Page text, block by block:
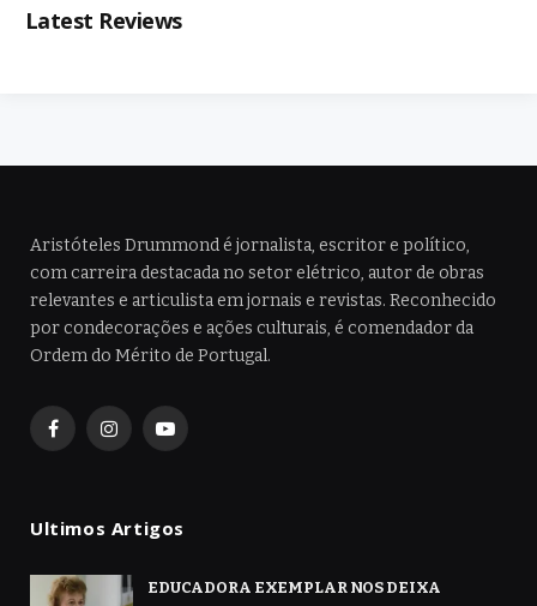
Latest Reviews
Aristóteles Drummond é jornalista, escritor e político,
com carreira destacada no setor elétrico, autor de obras
relevantes e articulista em jornais e revistas. Reconhecido
por condecorações e ações culturais, é comendador da
Ordem do Mérito de Portugal.
FacebookInstagramYouTube
Ultimos Artigos
EDUCADORA EXEMPLAR NOS DEIXA